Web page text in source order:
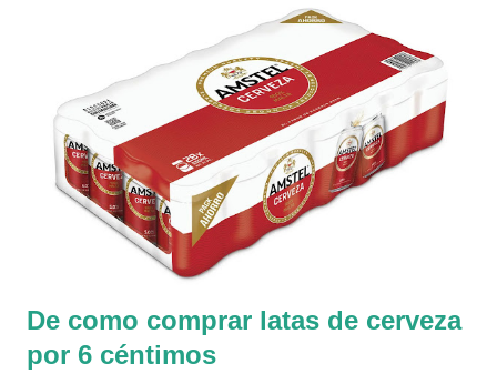
piedra continua, por lo que gran parte del recorrido se podía
hacer por la orilla, pero molaba más meter los pies al agua
fresquita, y de vez en cuando meterse hasta las rodillas Un
ratito por la orilla, un ratito por dentro Nuestra idea era hacer
esta ruta (siempre por el curso del río), pero cuando
llevábamos apenas un kilómetro (de los 3 previstos), nos
hemos dado la vuelta porque empezaba a haber mucha
vegetación. Luego mirando en el mapa,...
De como comprar latas de cerveza
por 6 céntimos